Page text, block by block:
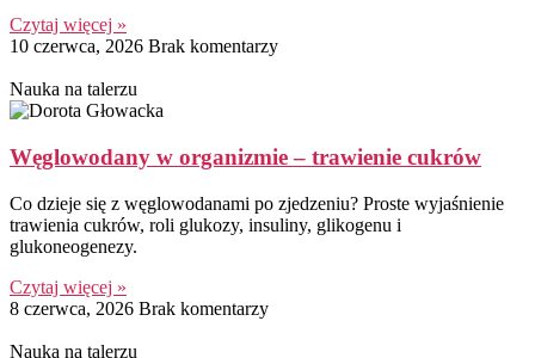
Czytaj więcej »
10 czerwca, 2026 Brak komentarzy
Nauka na talerzu
Węglowodany w organizmie – trawienie cukrów
Co dzieje się z węglowodanami po zjedzeniu? Proste wyjaśnienie
trawienia cukrów, roli glukozy, insuliny, glikogenu i
glukoneogenezy.
Czytaj więcej »
8 czerwca, 2026 Brak komentarzy
Nauka na talerzu